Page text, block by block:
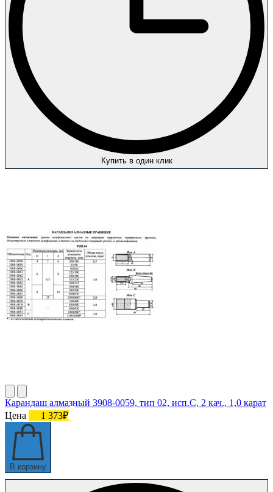
Купить в один клик
Карандаш алмазный 3908-0059, тип 02, исп.С, 2 кач., 1,0 карат
Цена
1 373₽
В корзину